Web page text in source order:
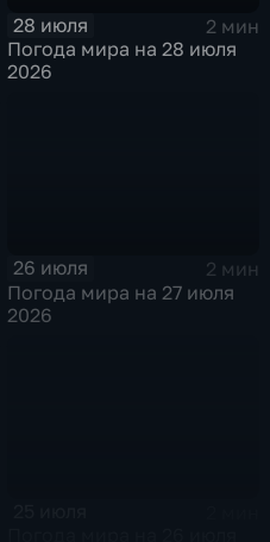
28 июля
2 мин
Погода мира на 28 июля
2026
26 июля
2 мин
Погода мира на 27 июля
2026